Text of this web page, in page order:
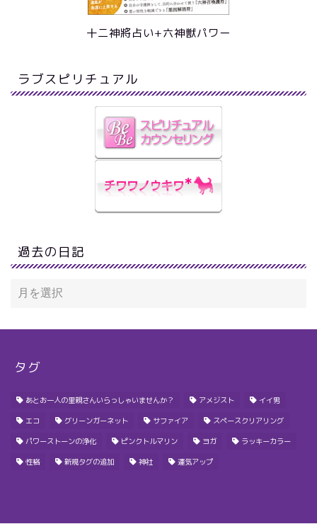
十二神將占い+六神獣パワー
ラブスピリチュアル
過去の日記
タグ
あとお一人の里親さんいらっしゃいませんか？ アメジスト イイ男
エコ グリーンガーネット サファイア スペースクリアリング
パワーストーンの浄化 ピンクトルマリン ヨガ ラッキーカラー
性格 新規タグの追加 神社 運気アップ